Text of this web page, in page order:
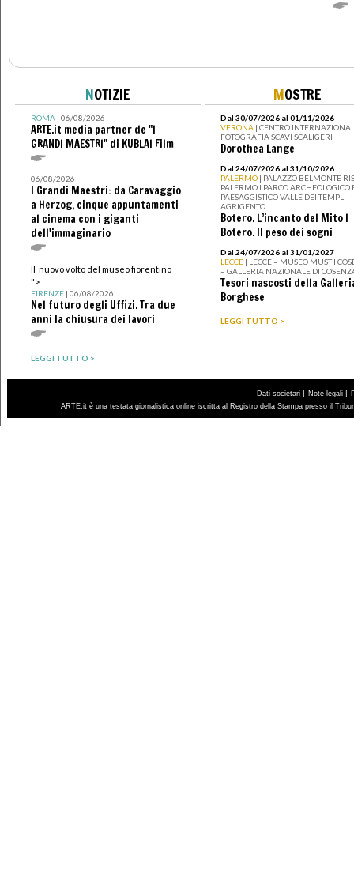
NOTIZIE
ROMA| 06/08/2026
ARTE.it media partner de "I
GRANDI MAESTRI" di KUBLAI Film
06/08/2026
I Grandi Maestri: da Caravaggio
a Herzog, cinque appuntamenti
al cinema con i giganti
dell'immaginario
Il nuovo volto del museo fiorentino
">
FIRENZE| 06/08/2026
Nel futuro degli Uffizi. Tra due
anni la chiusura dei lavori
LEGGI TUTTO >
MOSTRE
Dal 30/07/2026 al 01/11/2026
VERONA | CENTRO
FOTOGRAFIA SCAVI SCALIGERI
Dorothea Lange
Dal 24/07/2026 al 31/10/2026
PALERMO | PALAZZO BELMONTE
PALERMO I PARCO ARCHEOLOGICO
PAESAGGISTICO VALLE DEI TEMPLI -
AGRIGENTO
Botero. L’incanto del Mito I
Botero. Il peso dei sogni
Dal 24/07/2026 al 31/01/2027
LECCE | LECCE – MUSEO MUST I
– GALLERIA NAZIONALE DI
Tesori nascosti della
Borghese
LEGGI TUTTO >
Dati societari | Note legali |
ARTE.it è una testata giornalistica online iscritta al Registro della Stampa presso il